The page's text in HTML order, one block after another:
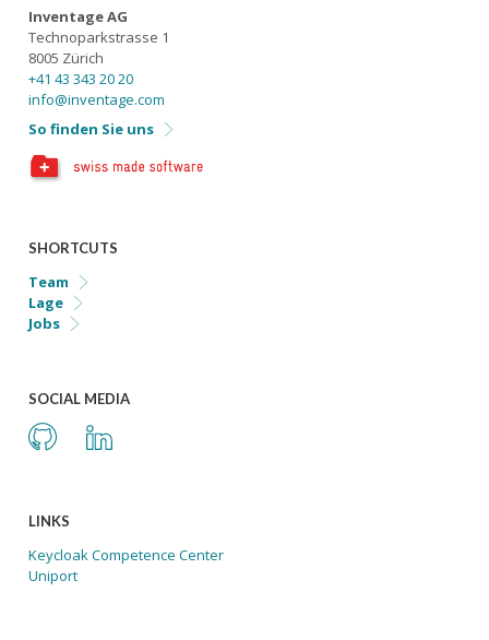
Inventage AG
Technoparkstrasse 1
8005 Zürich
+41 43 343 20 20
info@inventage.com
So finden Sie uns
SHORTCUTS
Team
Lage
Jobs
SOCIAL MEDIA
Github LinkedIn
LINKS
Keycloak Competence Center
Uniport